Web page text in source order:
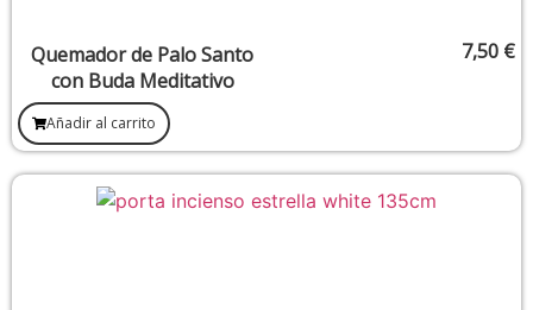
Quemador de Palo Santo
con Buda Meditativo
7,50 €
Añadir al carrito